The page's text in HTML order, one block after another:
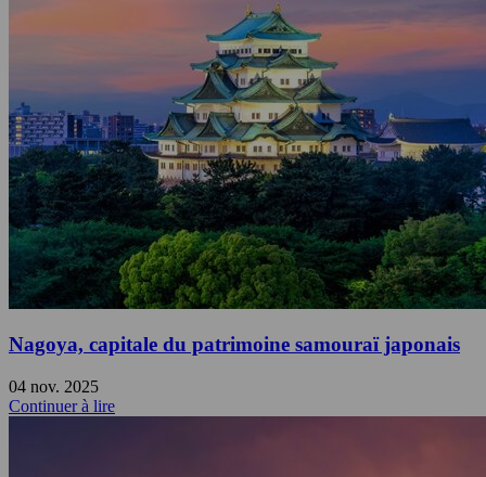
Nagoya, capitale du patrimoine samouraï japonais
04 nov. 2025
Continuer à lire